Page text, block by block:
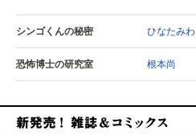
シンゴくんの秘密 ひなたみわ
恐怖博士の研究室 根本尚